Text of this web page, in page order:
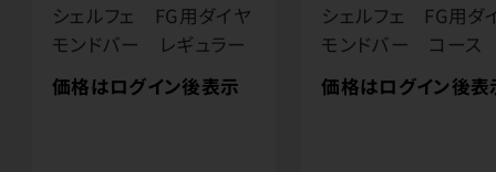
シェルフェ FG用ダイヤ
モンドバー レギュラー
価格はログイン後表示
シェルフェ FG用ダ
モンドバー コース
価格はログイン後表